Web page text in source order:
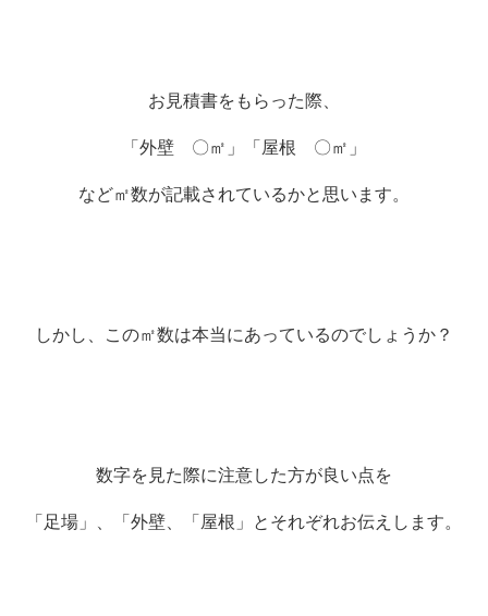
お見積書をもらった際、
「外壁 〇㎡」「屋根 〇㎡」
など㎡数が記載されているかと思います。
しかし、この㎡数は本当にあっているのでしょうか？
数字を見た際に注意した方が良い点を
「足場」、「外壁、「屋根」とそれぞれお伝えします。